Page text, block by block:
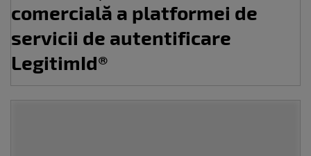
comercială a platformei de
servicii de autentificare
LegitimId®